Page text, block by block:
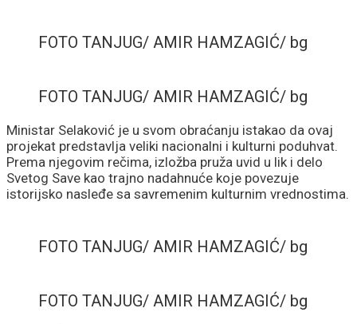
FOTO TANJUG/ AMIR HAMZAGIĆ/ bg
FOTO TANJUG/ AMIR HAMZAGIĆ/ bg
Ministar Selaković je u svom obraćanju istakao da ovaj
projekat predstavlja veliki nacionalni i kulturni poduhvat.
Prema njegovim rečima, izložba pruža uvid u lik i delo
Svetog Save kao trajno nadahnuće koje povezuje
istorijsko nasleđe sa savremenim kulturnim vrednostima.
FOTO TANJUG/ AMIR HAMZAGIĆ/ bg
FOTO TANJUG/ AMIR HAMZAGIĆ/ bg